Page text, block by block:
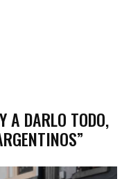
A DARLO TODO,